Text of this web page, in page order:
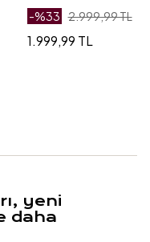
-%33 2.999,99 TL
1.999,99 TL
yeni
daha